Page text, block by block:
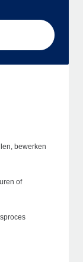
bewerken
of